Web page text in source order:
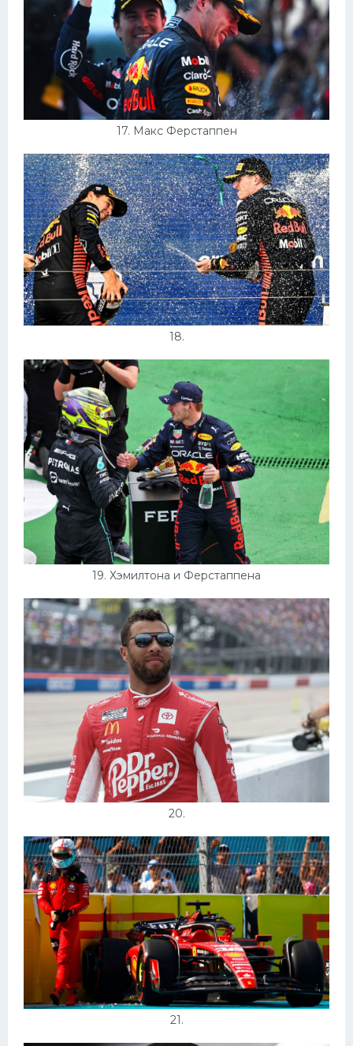
17. Макс Ферстаппен
18.
19. Хэмилтона и Ферстаппена
20.
21.